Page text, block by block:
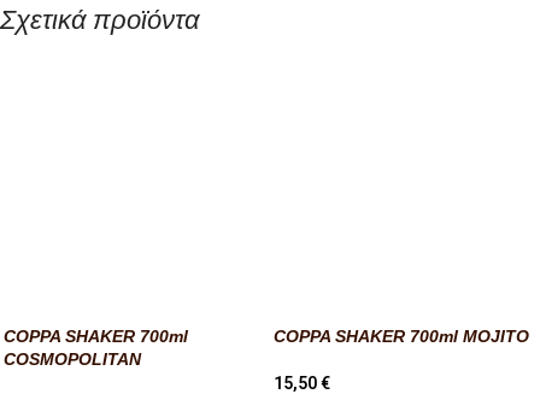
Σχετικά προϊόντα
COPPA SHAKER 700ml
COSMOPOLITAN
COPPA SHAKER 700ml MOJITO
15,50€